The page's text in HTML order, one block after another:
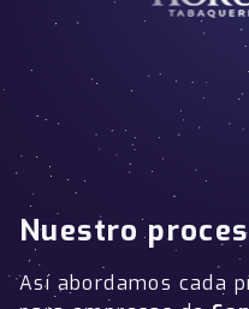
Nuestro
Así abordamos cada